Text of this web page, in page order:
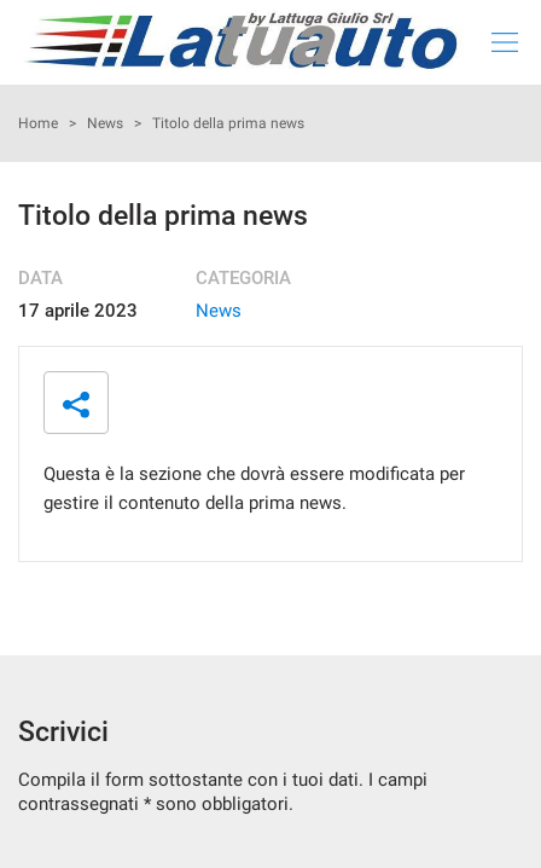
HOME
CONFIGURA LA TUA AUTO
ASSISTENZA
CONTATTI
NEWS
Home > News > Titolo della prima news
Titolo della prima news
DATA
17 aprile 2023
CATEGORIA
News
Questa è la sezione che dovrà essere modificata per
gestire il contenuto della prima news.
Scrivici
Compila il form sottostante con i tuoi dati. I campi
contrassegnati * sono obbligatori.